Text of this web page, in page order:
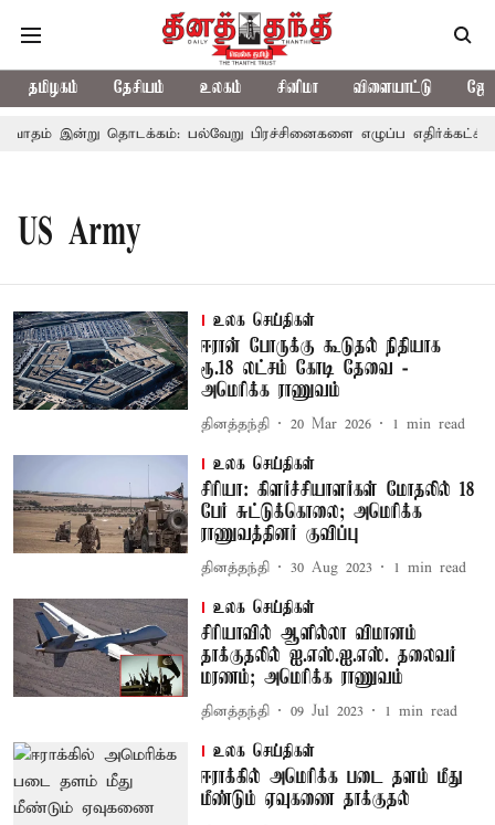
தமிழகம் தேசியம் உலகம் சினிமா விளையாட்டு
இன்று தொடக்கம்: பல்வேறு பிரச்சினைகளை எழுப்ப
US Army
உலக செய்திகள்
ஈரான் போருக்கு கூடுதல் நிதியாக
ரூ.18 லட்சம் கோடி தேவை -
அமெரிக்க ராணுவம்
தினத்தந்தி 20 Mar 2026 1 min read
உலக செய்திகள்
சிரியா: கிளர்ச்சியாளர்கள் மோதலில் 18
பேர் சுட்டுக்கொலை; அமெரிக்க
ராணுவத்தினர் குவிப்பு
தினத்தந்தி 30 Aug 2023 1 min read
உலக செய்திகள்
சிரியாவில் ஆளில்லா விமானம்
தாக்குதலில் ஐ.எஸ்.ஐ.எஸ். தலைவர்
மரணம்; அமெரிக்க ராணுவம்
தினத்தந்தி 09 Jul 2023 1 min read
உலக செய்திகள்
ஈராக்கில் அமெரிக்க படை தளம் மீது
மீண்டும் ஏவுகணை தாக்குதல்